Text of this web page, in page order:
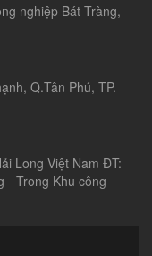
nghiệp Bát Tràng,
Q.Tân Phú, TP.
Long Việt Nam ĐT:
- Trong Khu công